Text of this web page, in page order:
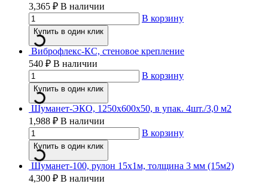
3,365 ₽ В наличии
В корзину
Купить в один клик
Виброфлекс-КС, стеновое крепление
540 ₽ В наличии
В корзину
Купить в один клик
Шуманет-ЭКО, 1250х600х50, в упак. 4шт./3,0 м2
1,988 ₽ В наличии
В корзину
Купить в один клик
Шуманет-100, рулон 15х1м, толщина 3 мм (15м2)
4,300 ₽ В наличии